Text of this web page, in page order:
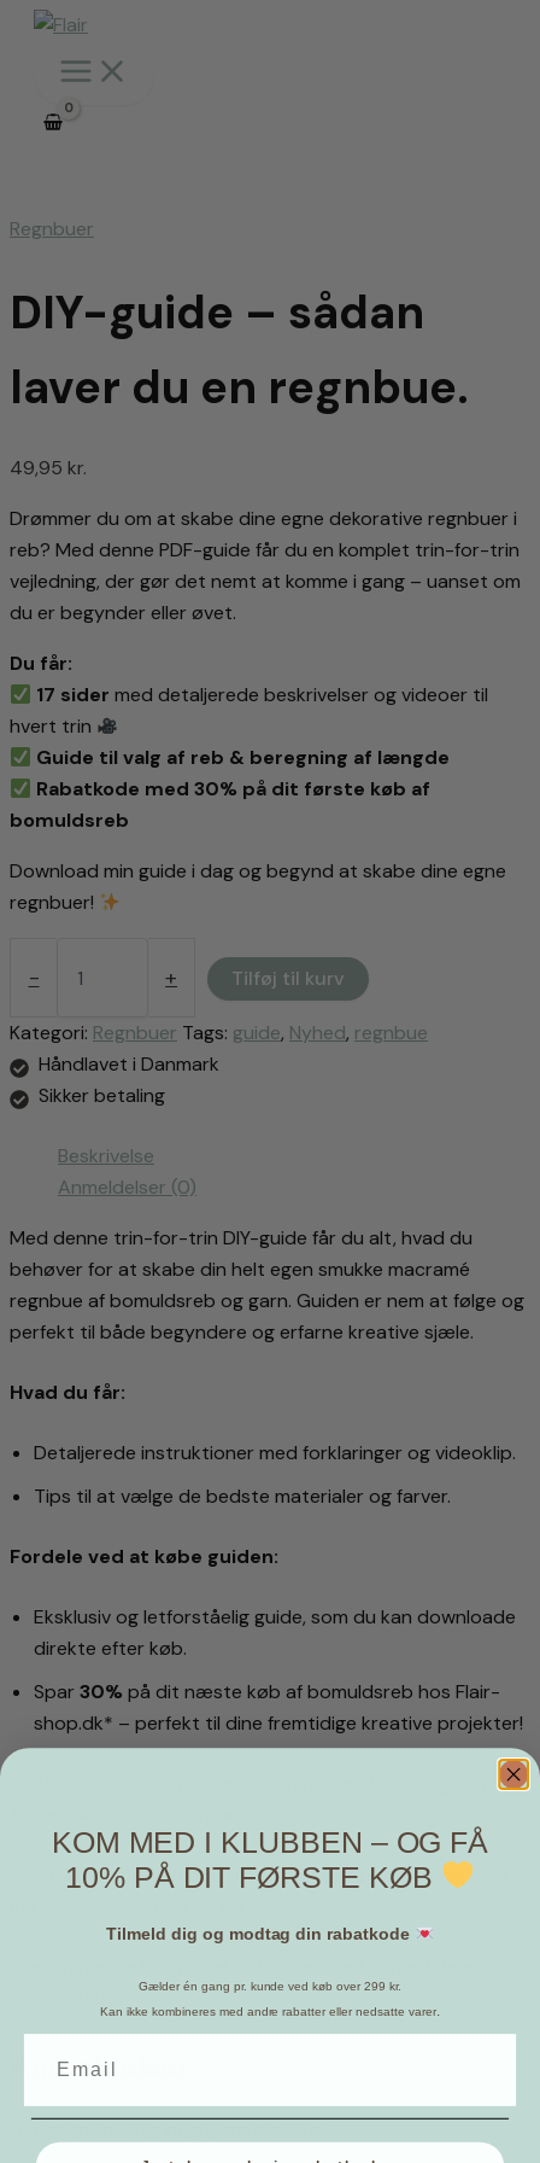
indholdet
Regnbuer
DIY-guide – sådan
laver du en regnbue.
49,95 kr.
Drømmer du om at skabe dine egne dekorative regnbuer i
reb? Med denne PDF-guide får du en komplet trin-for-trin
vejledning, der gør det nemt at komme i gang – uanset om
du er begynder eller øvet.
Du får:
17 sider med detaljerede beskrivelser og videoer til
hvert trin
Guide til valg af reb & beregning af længde
Rabatkode med 30% på dit første køb af
bomuldsreb
Download min guide i dag og begynd at skabe dine egne
regnbuer!
-
guide
sådan
laver
du
en
+ Tilføj til kurv
Kategori: Regnbuer Tags: guide, Nyhed, regnbue
Håndlavet i Danmark
Sikker betaling
Beskrivelse
Anmeldelser (0)
Med denne trin-for-trin DIY-guide får du alt, hvad du
behøver for at skabe din helt egen smukke macramé
regnbue af bomuldsreb og garn. Guiden er nem at følge og
perfekt til både begyndere og erfarne kreative sjæle.
Hvad du får:
Detaljerede instruktioner med forklaringer og videoklip.
Tips til at vælge de bedste materialer og farver.
Fordele ved at købe guiden:
Eksklusiv og letforståelig guide, som du kan downloade
direkte efter køb.
Spar 30% på dit næste køb af bomuldsreb hos Flair-
shop.dk* – perfekt til dine fremtidige kreative projekter!
Hvis du har spørgsmål eller brug for hjælp undervejs, er vi
Anmeldelser
KOM MED I KLUBBEN – OG FÅ
10% PÅ DIT FØRSTE KØB
Tilmeld dig og modtag din rabatkode
Gælder én gang pr. kunde ved køb over 299 kr.
Kan ikke kombineres med andre rabatter eller nedsatte varer.